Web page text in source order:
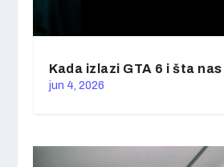
Kada izlazi GTA 6 i šta
jun 4, 2026